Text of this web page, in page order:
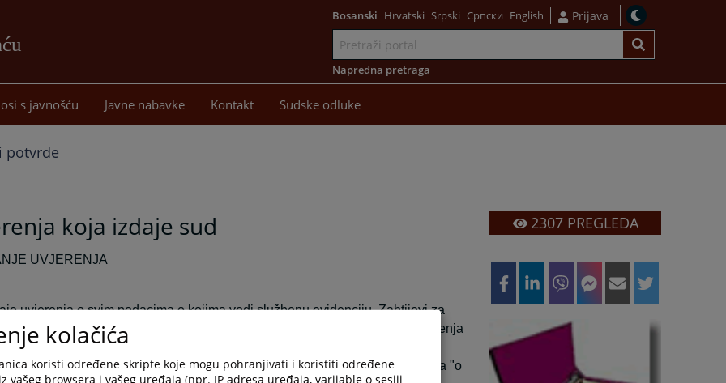
sadržaj
Bosanski Hrvatski Srpski Српски English Prijava
Napredna pretraga
s javnošću Javne nabavke Kontakt Sudske odluke
potvrde
koja izdaje sud
UVJERENJA
uvjerenja o svim podacima o kojima vodi službenu evidenciju. Zahtijevi za
uvjerenja predaju se neposredno u sudu (ukoliko se radi o izdavanju uvjerenja
koji se kao prvostepeni vode pred Kantonalnim sudom), odnosno
sudu prema mjestu prebivališta stranke u slučajevima izdavanja uvjerenja "o
2307PREGLEDA
kolačića
koristi određene skripte koje mogu pohranjivati i koristiti određene
vašeg browsera i vašeg uređaja (npr. IP adresa uređaja, varijable o sesiji